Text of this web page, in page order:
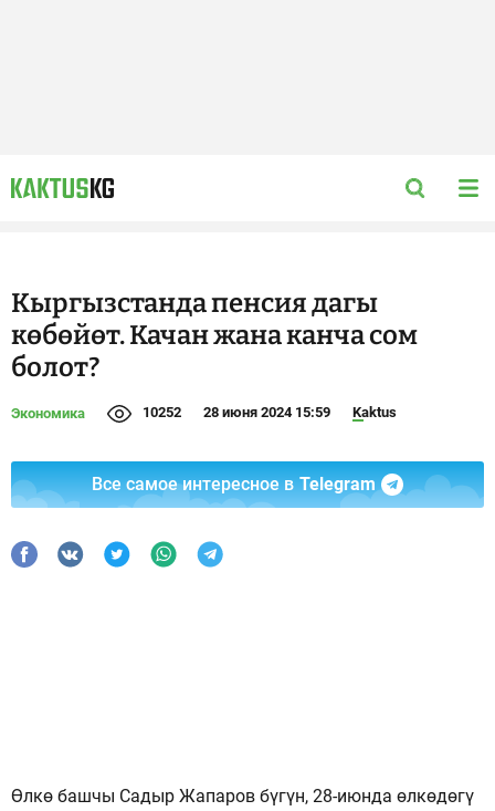
Кыргызстанда пенсия дагы
көбөйөт. Качан жана канча сом
болот?
Экономика 10252 28 июня 2024 15:59 Kaktus
Все самое интересное в Telegram
Өлкө башчы Садыр Жапаров бүгүн, 28-июнда өлкөдөгү